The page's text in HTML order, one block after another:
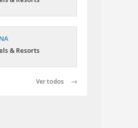
& Resorts
Ver todos